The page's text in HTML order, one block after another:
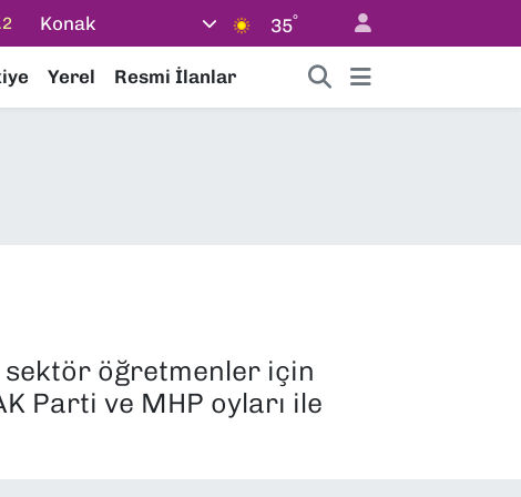
Konak 35°
Yerel Resmi İlanlar
sektör öğretmenler için
Parti ve MHP oyları ile